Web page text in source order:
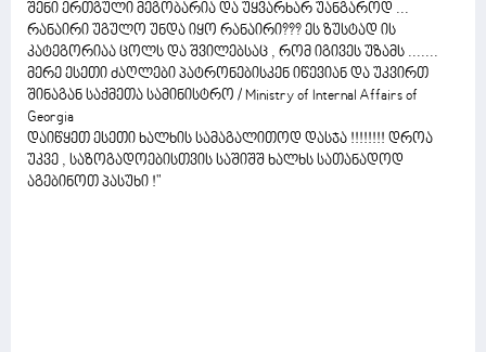
შენი ერთგული მეგობარია და უყვარხარ უანგაროდ ...
რანაირი უგულო უნდა იყო რანაირი??? ეს ზუსტად ის
კატეგორიაა ცოლს და შვილებსაც , რომ იგივეს უზამს .......
მერე ესეთი ძაღლები პატრონებისკენ იწევიან და უკვირთ
შინაგან საქმეთა სამინისტრო / Ministry of Internal Affairs of
Georgia
დაიწყეთ ესეთი ხალხის სამაგალითოდ დასჯა !!!!!!!! დროა
უკვე , საზოგადოებისთვის საშიშშ ხალხს სათანადოდ
აგებინოთ პასუხი !"